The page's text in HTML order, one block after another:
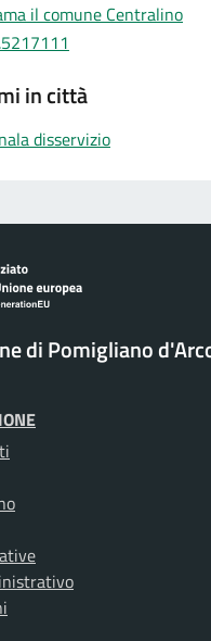
il comune Centralino
in città
disservizio
di Pomigliano